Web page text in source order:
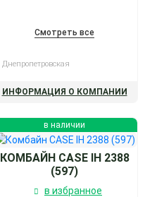
Смотреть все
Днепропетровская
ИНФОРМАЦИЯ О КОМПАНИИ
в наличии
КОМБАЙН CASE IH 2388
(597)
в избранное